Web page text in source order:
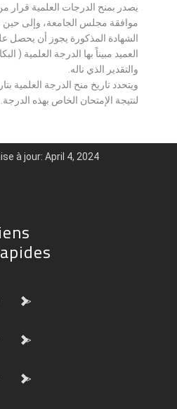
يصدر بمنح الدرجات العلمية قرار
موافقة مجلس الجامعة، وإلى
الشهادة المذكورة يجوز أن يحصل
العميد مبيناً بها الدرجة العلمية (
والتقدير الذي ناله.
ويتحدد تاريخ منح الدرجة العلمية
لنتيجة الإمتحان الخاص بهذه الدرجة.
à jour: April 4, 2024
">
">
">